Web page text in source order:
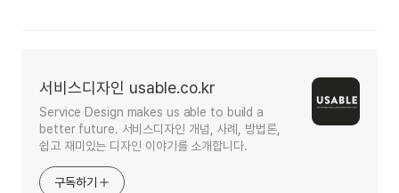
서비스디자인 usable.co.kr
Service Design makes us able to build a
better future. 서비스디자인 개념, 사례, 방법론,
쉽고 재미있는 디자인 이야기를 소개합니다.
구독하기